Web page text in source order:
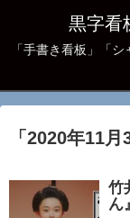
黒字看
「手書き看板」「
「 2020年11月
竹
ん